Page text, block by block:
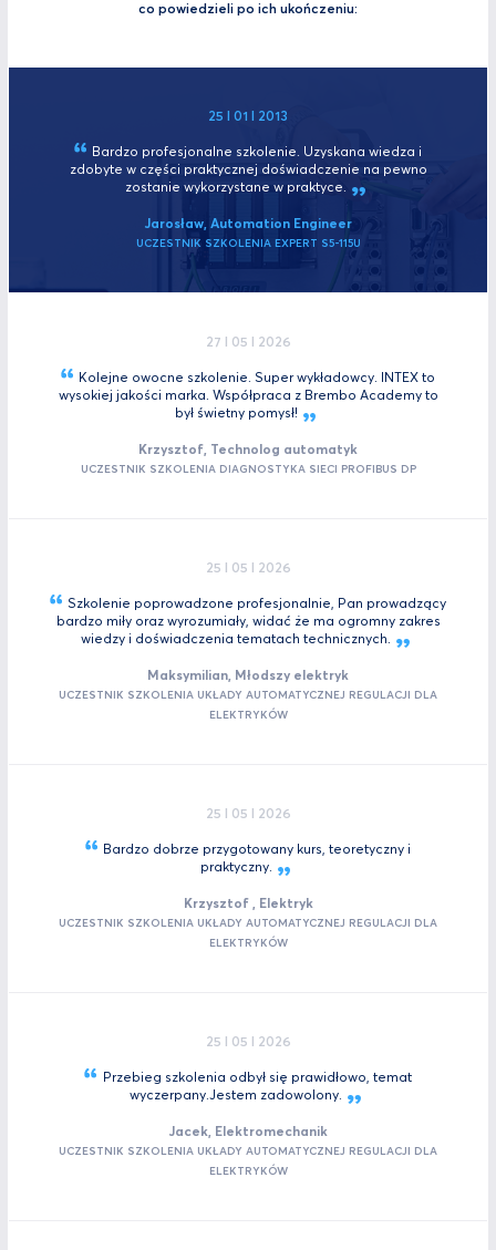
co powiedzieli po ich ukończeniu:
25 I 01 I 2013
Bardzo profesjonalne szkolenie. Uzyskana wiedza i
zdobyte w części praktycznej doświadczenie na pewno
zostanie wykorzystane w praktyce.
Jarosław, Automation Engineer
UCZESTNIK SZKOLENIA EXPERT S5-115U
27 I 05 I 2026
Kolejne owocne szkolenie. Super wykładowcy. INTEX to
wysokiej jakości marka. Współpraca z Brembo Academy to
był świetny pomysł!
Krzysztof, Technolog automatyk
UCZESTNIK SZKOLENIA DIAGNOSTYKA SIECI PROFIBUS DP
25 I 05 I 2026
Szkolenie poprowadzone profesjonalnie, Pan prowadzący
bardzo miły oraz wyrozumiały, widać że ma ogromny zakres
wiedzy i doświadczenia tematachtechnicznych.
Maksymilian, Młodszy elektryk
UCZESTNIK SZKOLENIA UKŁADY AUTOMATYCZNEJ REGULACJI DLA
ELEKTRYKÓW
25 I 05 I 2026
Bardzo dobrze przygotowany kurs, teoretyczny i
praktyczny.
Krzysztof , Elektryk
UCZESTNIK SZKOLENIA UKŁADY AUTOMATYCZNEJ REGULACJI DLA
ELEKTRYKÓW
25 I 05 I 2026
Przebieg szkolenia odbył się prawidłowo, temat
wyczerpany.Jestem zadowolony.
Jacek, Elektromechanik
UCZESTNIK SZKOLENIA UKŁADY AUTOMATYCZNEJ REGULACJI DLA
ELEKTRYKÓW